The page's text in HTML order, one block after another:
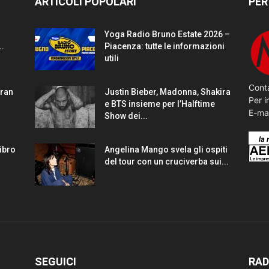
Yoga Radio Bruno Estate 2026 –
Piacenza: tutte le informazioni
utili
Justin Bieber, Madonna, Shakira
e BTS insieme per l’Halftime
Show dei...
Angelina Mango svela gli ospiti
del tour con un cruciverba sui...
Per
E-
SEGUICI